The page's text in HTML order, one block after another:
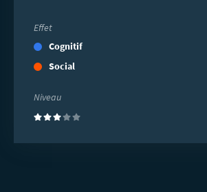
Effet
Cognitif
Social
Niveau
(3)